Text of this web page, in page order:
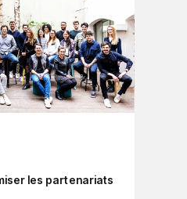
les partenariats